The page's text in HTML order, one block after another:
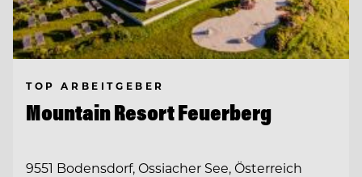
TOP ARBEITGEBER
Mountain Resort Feuerberg
9551 Bodensdorf, Ossiacher See, Österreich